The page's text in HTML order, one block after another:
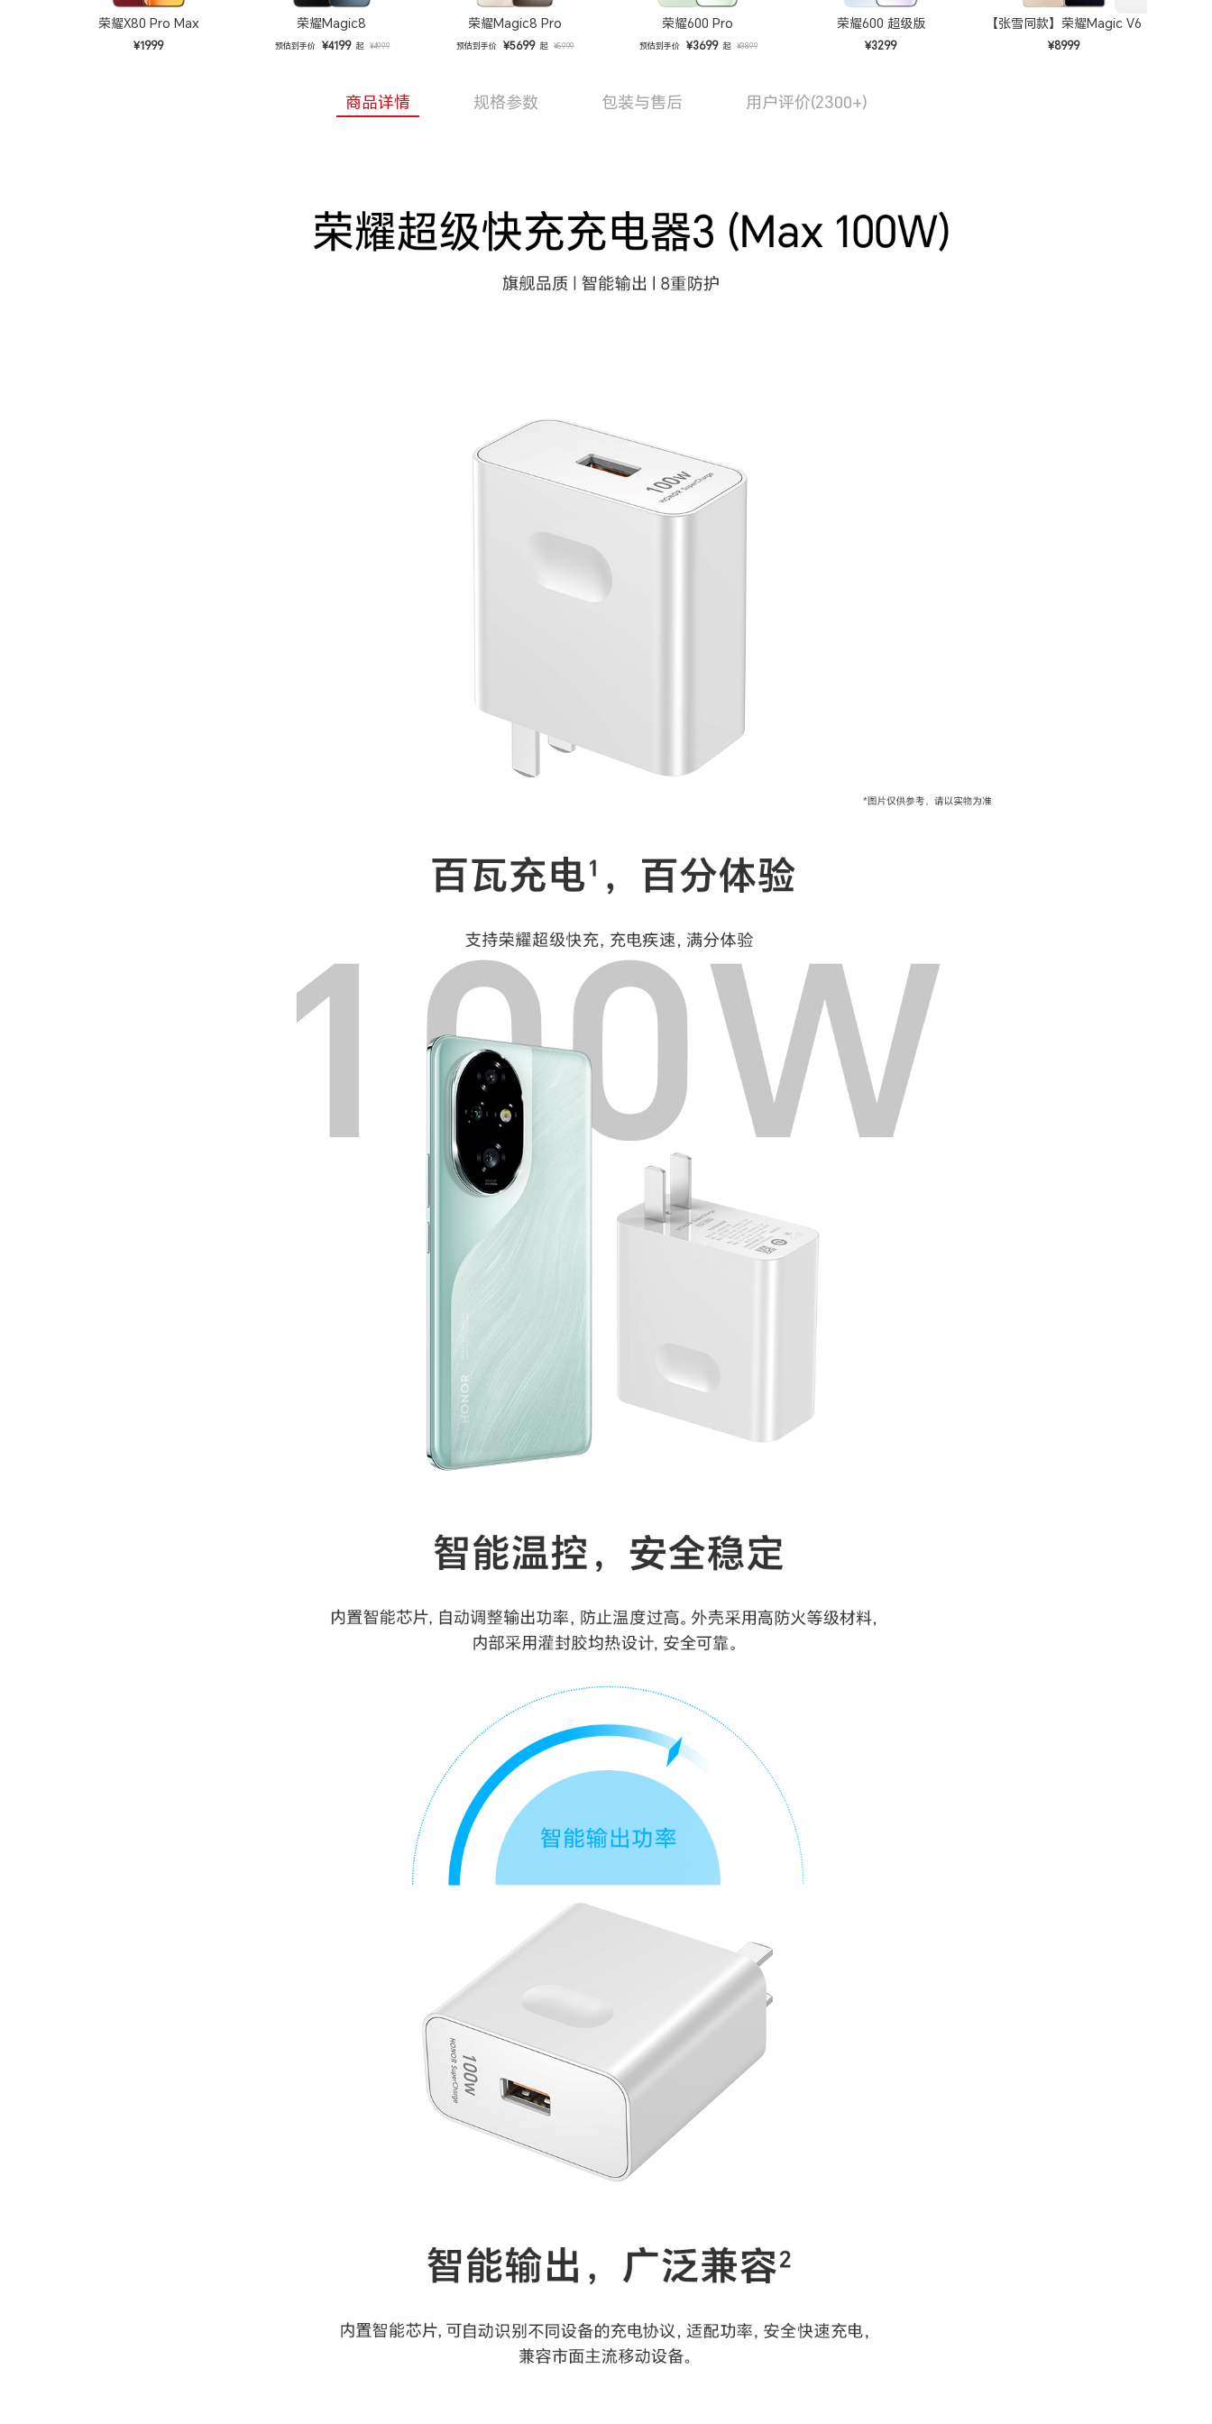
荣耀X80 Pro Max
¥1999
荣耀Magic8
预估到手价 ¥4199 起 ¥4999
荣耀Magic8 Pro
预估到手价 ¥5699 起 ¥5999
荣耀600 Pro
预估到手价 ¥3699 起 ¥3899
荣耀600 超级版
¥3299
【张雪同款】荣耀Magic V6
¥8999
商品详情 规格参数 包装与售后 用户评价(2300+)